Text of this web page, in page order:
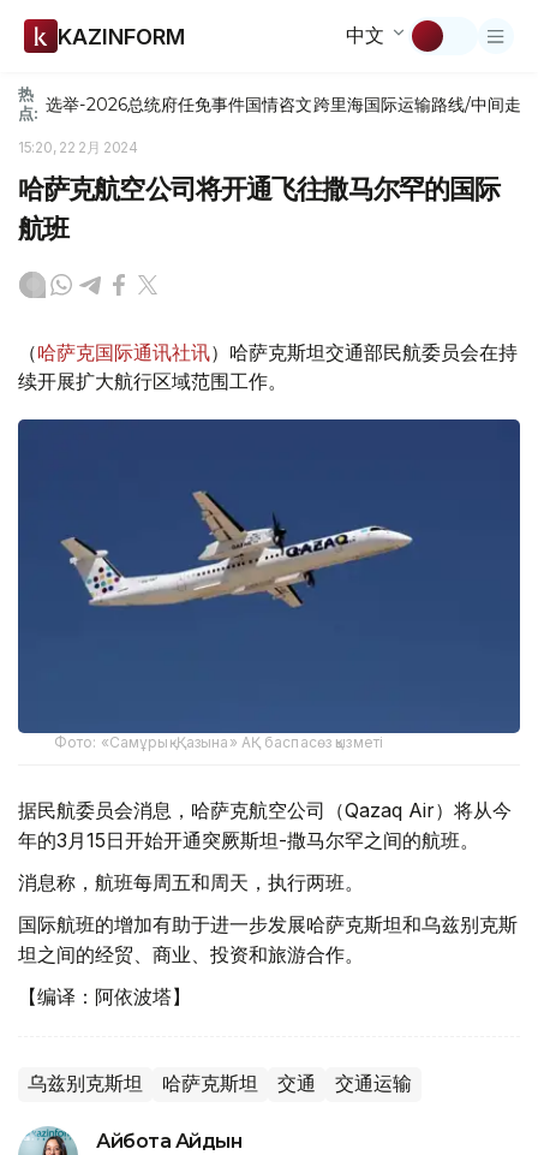
KAZINFORM 中文
热
点: 选举-2026总统府任免事件国情咨文跨里海国际运输路线/中间走廊
15:20, 22 2月 2024
哈萨克航空公司将开通飞往撒马尔罕的国际
航班
（哈萨克国际通讯社讯）哈萨克斯坦交通部民航委员会在持
续开展扩大航行区域范围工作。
Фото: «Самұрық-Қазына» АҚ баспасөз қызметі
据民航委员会消息，哈萨克航空公司（Qazaq Air）将从今
年的3月15日开始开通突厥斯坦-撒马尔罕之间的航班。
消息称，航班每周五和周天，执行两班。
国际航班的增加有助于进一步发展哈萨克斯坦和乌兹别克斯
坦之间的经贸、商业、投资和旅游合作。
【编译：阿依波塔】
乌兹别克斯坦 哈萨克斯坦 交通 交通运输
Айбота Айдын